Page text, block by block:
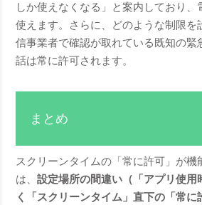
しか使えなくなる」と案内しており、
使えます。さらに、どのような制限を
信事業者で確認が取れている既知の緊
話は常に許可されます。
まとめ
スクリーンタイムの「常に許可」が機
は、設定場所の間違い（「アプリ使用
く「スクリーンタイム」直下の「常に